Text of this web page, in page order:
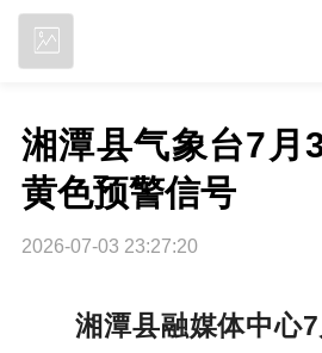
湘潭县气象台7月
黄色预警信号
2026-07-03 23:27:20
湘潭县融媒体中心